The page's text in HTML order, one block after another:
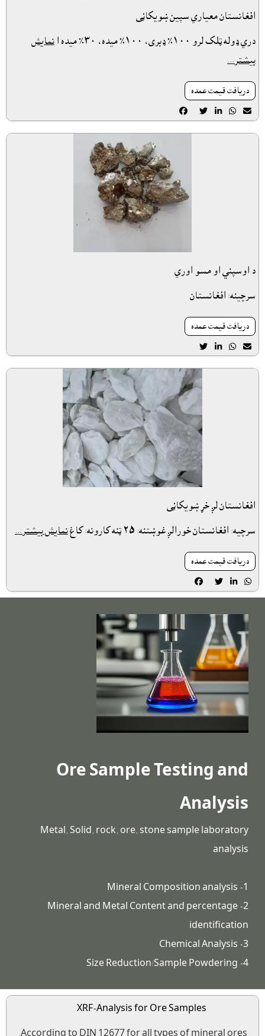
افغانستان معياري سپين ښويکاڼى
دري ډوله ټلک لرو ١٠٠٪ ډبری، ١٠٠٪ ميده، ٣٠٪ ميده ا
نمایش
بیشتر...
دريافت قيمت عمده
    
د اوسپني او مسو اوري
سرچينه: افغانستان
دريافت قيمت عمده
   
افغانستان لږ خړ ښويکاڼى
سرچيه: افغانستان خورالږ غوښتنه: ٢٥ ټنه کارونه: کاغ نمایش بیشتر...
دريافت قيمت عمده
   
Ore Sample Testing and
Analysis
Metal, Solid, rock, ore, stone sample laboratory
analysis
1- Mineral Composition analysis
2- Mineral and Metal Content and percentage
identification
3- Chemical Analysis
4- Size Reduction/Sample Powdering
XRF-Analysis for Ore Samples
According to DIN 12677 for all types of mineral ores.